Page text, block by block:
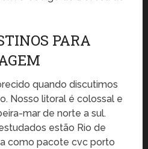
PARA
quando discutimos
Nosso litoral é colossal e
mar de norte a sul.
estão Rio de
como pacote cvc porto